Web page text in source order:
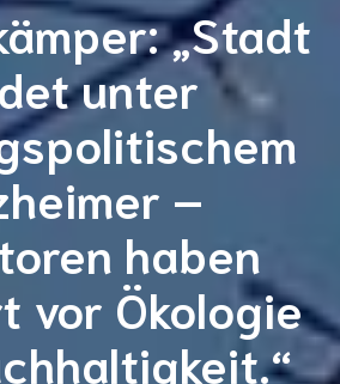
„Stadt
unter
–
haben
vor Ökologie